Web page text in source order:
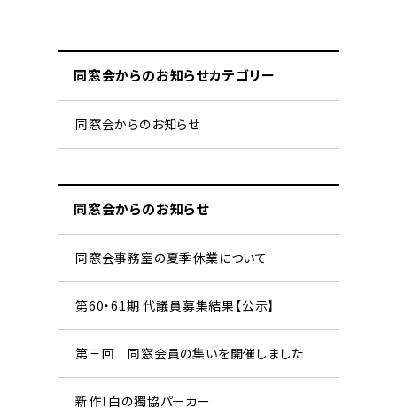
同窓会からのお知らせカテゴリー
同窓会からのお知らせ
同窓会からのお知らせ
同窓会事務室の夏季休業について
第60・61期 代議員募集結果【公示】
第三回 同窓会員の集いを開催しました
新作！白の獨協パーカー